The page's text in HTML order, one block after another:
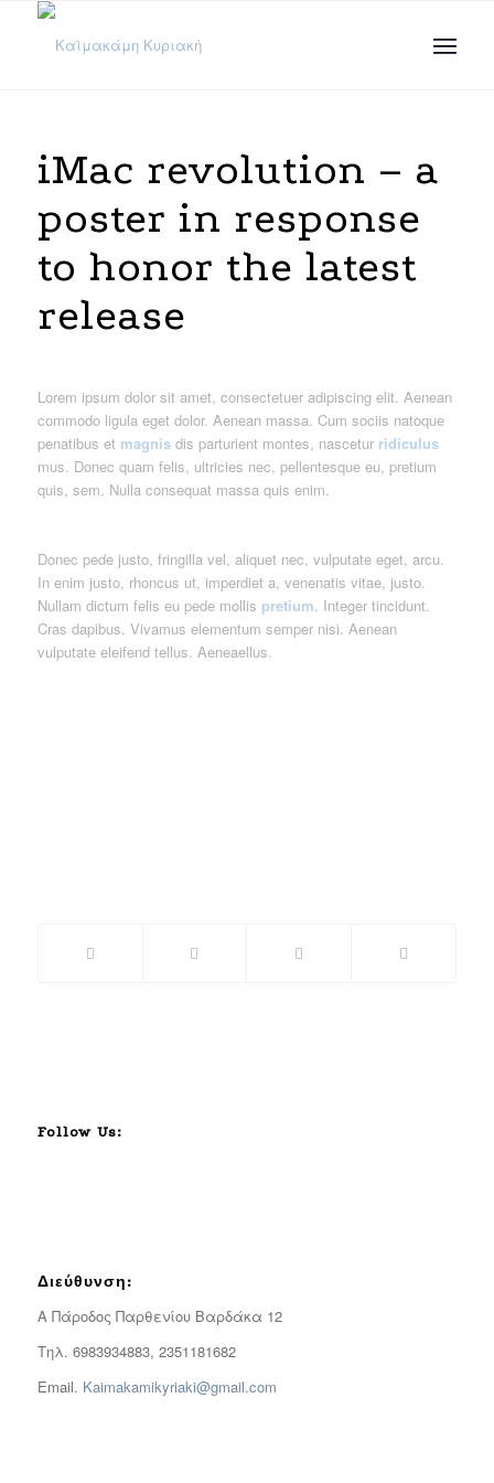
iMac revolution – a
poster in response
to honor the latest
release
Lorem ipsum dolor sit amet, consectetuer adipiscing elit. Aenean
commodo ligula eget dolor. Aenean massa. Cum sociis natoque
penatibus et magnisdis parturient montes, nascetur ridiculus
mus. Donec quam felis, ultricies nec, pellentesque eu, pretium
quis, sem. Nulla consequat massa quis enim.
Donec pede justo, fringilla vel, aliquet nec, vulputate eget, arcu.
In enim justo, rhoncus ut, imperdiet a, venenatis vitae, justo.
Nullam dictum felis eu pede mollis pretium. Integer tincidunt.
Cras dapibus. Vivamus elementum semper nisi. Aenean
vulputate eleifend tellus. Aeneaellus.
Follow Us:
Διεύθυνση:
Α Πάροδος Παρθενίου Βαρδάκα 12
Τηλ. 6983934883, 2351181682
Email. Kaimakamikyriaki@gmail.com